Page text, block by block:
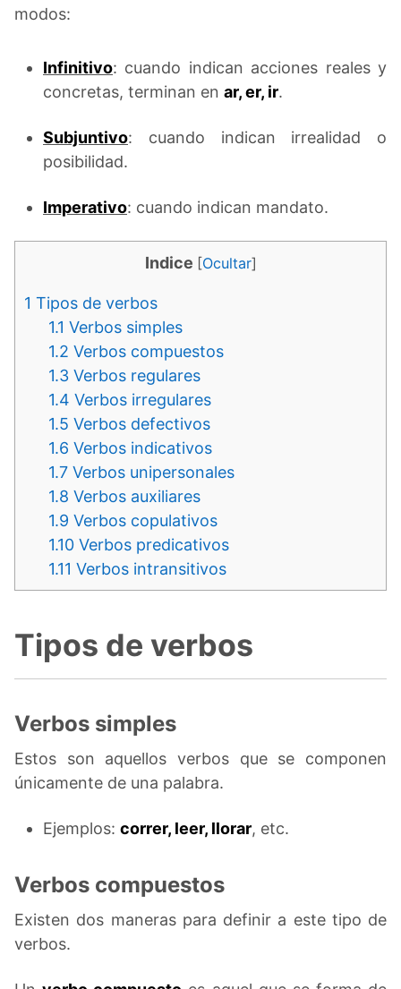
modos:
Infinitivo: cuando indican acciones reales y
concretas, terminan en ar, er, ir.
Subjuntivo: cuando indican irrealidad o
posibilidad.
Imperativo: cuando indican mandato.
Indice [Ocultar]
1 Tipos de verbos
1.1 Verbos simples
1.2 Verbos compuestos
1.3 Verbos regulares
1.4 Verbos irregulares
1.5 Verbos defectivos
1.6 Verbos indicativos
1.7 Verbos unipersonales
1.8 Verbos auxiliares
1.9 Verbos copulativos
1.10 Verbos predicativos
1.11 Verbos intransitivos
Tipos de verbos
Verbos simples
Estos son aquellos verbos que se componen
únicamente de una palabra.
Ejemplos: correr, leer, llorar, etc.
Verbos compuestos
Existen dos maneras para definir a este tipo de
verbos.